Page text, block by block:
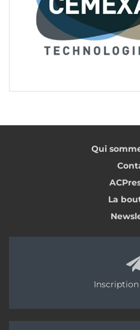
Enfin, venez expérimenter
innovations en matière
professionnels musculo-
stand K03, hall 10B. Bon
Qui
La